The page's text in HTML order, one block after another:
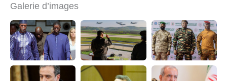
Galerie d’images